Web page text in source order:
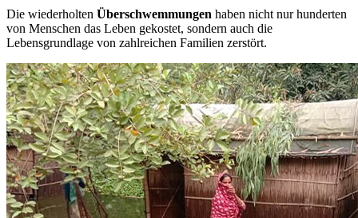
Die wiederholten Überschwemmungen haben nicht nur hunderten
von Menschen das Leben gekostet, sondern auch die
Lebensgrundlage von zahlreichen Familien zerstört.